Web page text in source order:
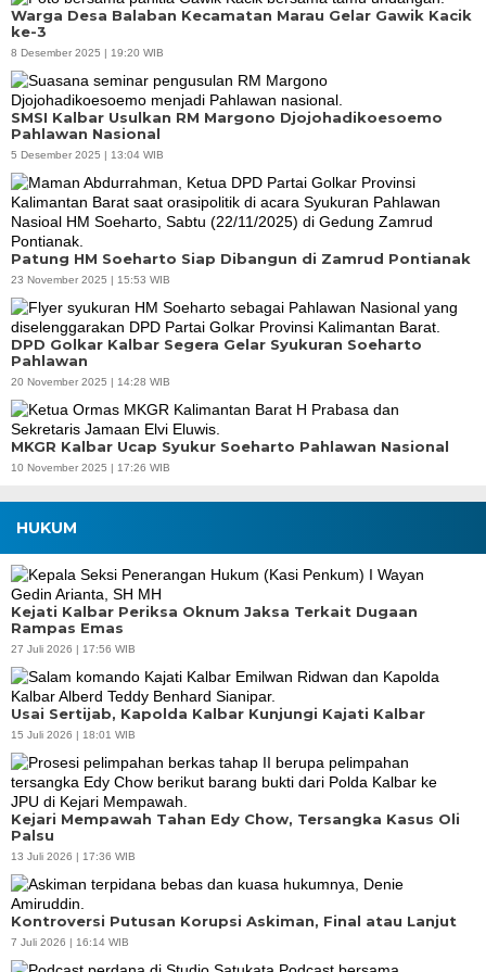
Warga Desa Balaban Kecamatan Marau Gelar Gawik Kacik
ke-3
8 Desember 2025 | 19:20 WIB
SMSI Kalbar Usulkan RM Margono Djojohadikoesoemo
Pahlawan Nasional
5 Desember 2025 | 13:04 WIB
Patung HM Soeharto Siap Dibangun di Zamrud Pontianak
23 November 2025 | 15:53 WIB
DPD Golkar Kalbar Segera Gelar Syukuran Soeharto
Pahlawan
20 November 2025 | 14:28 WIB
MKGR Kalbar Ucap Syukur Soeharto Pahlawan Nasional
10 November 2025 | 17:26 WIB
HUKUM
Kejati Kalbar Periksa Oknum Jaksa Terkait Dugaan
Rampas Emas
27 Juli 2026 | 17:56 WIB
Usai Sertijab, Kapolda Kalbar Kunjungi Kajati Kalbar
15 Juli 2026 | 18:01 WIB
Kejari Mempawah Tahan Edy Chow, Tersangka Kasus Oli
Palsu
13 Juli 2026 | 17:36 WIB
Kontroversi Putusan Korupsi Askiman, Final atau Lanjut
7 Juli 2026 | 16:14 WIB